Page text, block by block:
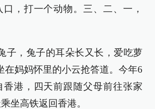
，打一个动物。三、二、一，
子，兔子的耳朵长又长，爱吃萝
在妈妈怀里的小云抢答道。今年6
香港，四天前跟随父母前往张家
坐高铁返回香港。